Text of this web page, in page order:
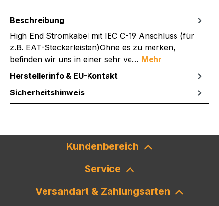
Beschreibung
High End Stromkabel mit IEC C-19 Anschluss (für
z.B. EAT-Steckerleisten)Ohne es zu merken,
befinden wir uns in einer sehr ve… Mehr
Herstellerinfo & EU-Kontakt
Sicherheitshinweis
Kundenbereich
Service
Versandart & Zahlungsarten